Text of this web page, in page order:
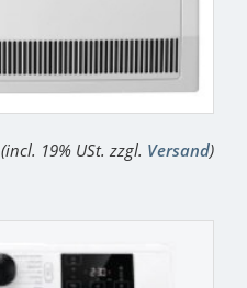
(incl. 19% USt. zzgl. Versand)